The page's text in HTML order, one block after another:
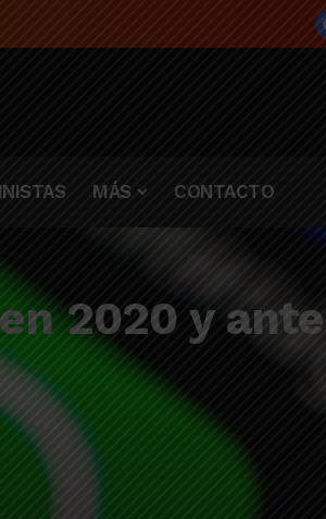
MÁS CONTACTO
2020 y